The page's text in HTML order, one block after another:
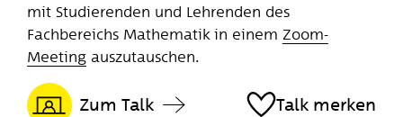
mit Studierenden und Lehrenden des
Fachbereichs Mathematik in einem Zoom-
Meetingauszutauschen.
Zum Talk Talk merken